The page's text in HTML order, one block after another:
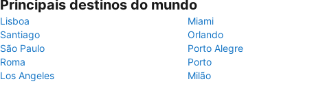
Principais destinos do mundo
Lisboa
Miami
Santiago
Orlando
São Paulo
Porto Alegre
Roma
Porto
Los Angeles
Milão